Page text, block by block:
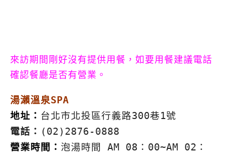
來訪期間剛好沒有提供用餐，如要用餐建議電話
確認餐廳是否有營業。
湯瀨溫泉SPA
地址： 台北市北投區行義路300巷1號
電話： (02)2876-0888
營業時間： 泡湯時間 AM 08：00~AM 02：